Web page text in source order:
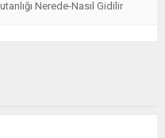
Nerede-Nasıl Gidilir